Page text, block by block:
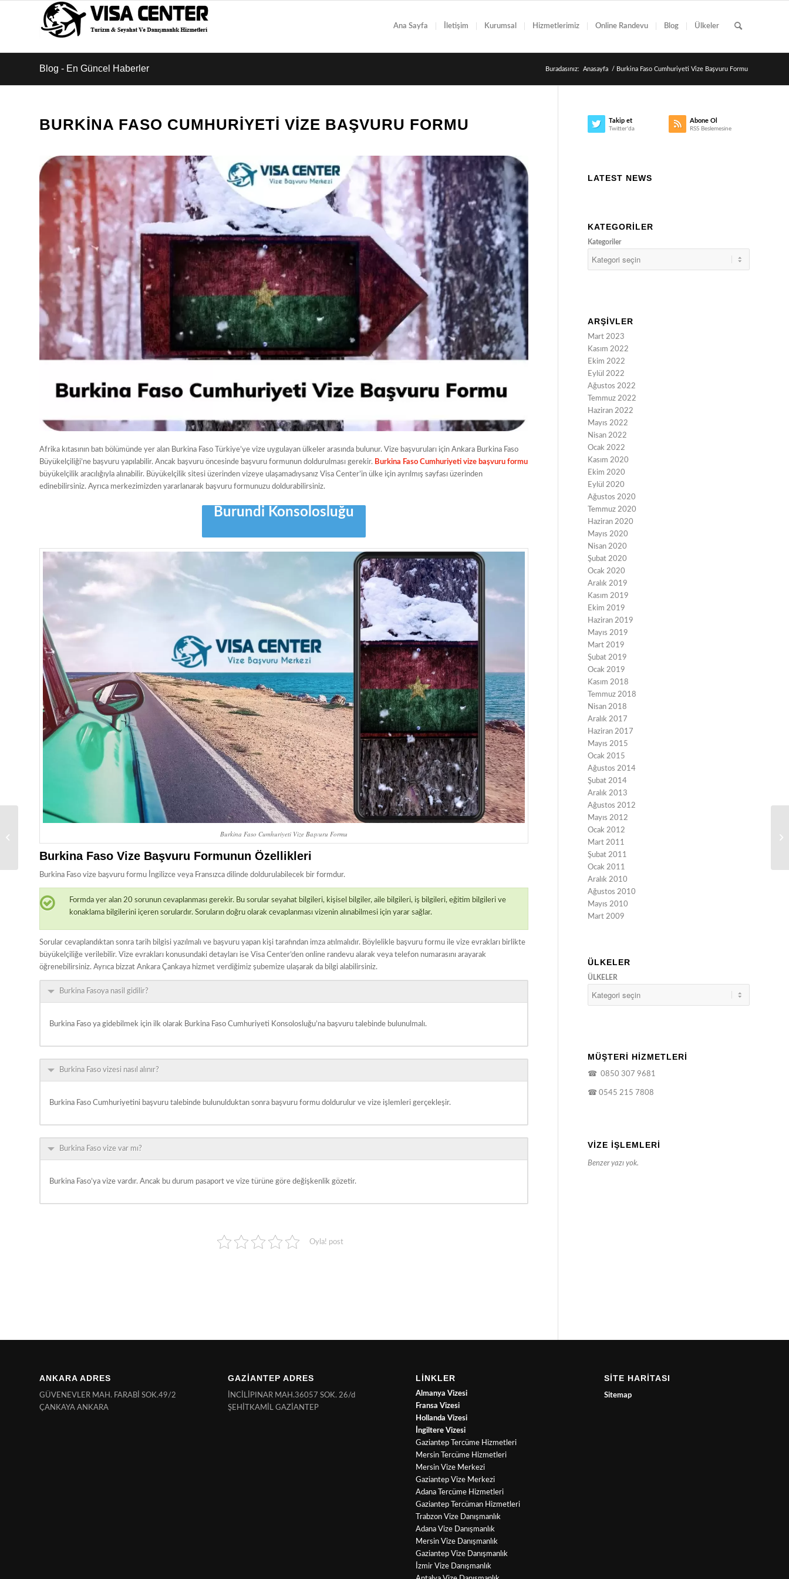
Ana Sayfa İletişim Kurumsal Hizmetlerimiz Online Randevu Blog Ülkeler
Blog - En Güncel Haberler Buradasınız: Anasayfa / Burkina Faso Cumhuriyeti Vize Başvuru Formu
BURKINA FASO CUMHURIYETI VIZE BAŞVURU FORMU
Afrika kıtasının batı bölümünde yer alan Burkina Faso Türkiye’ye vize uygulayan ülkeler arasında bulunur. Vize başvuruları için Ankara Burkina Faso
Büyükelçiliği’ne başvuru yapılabilir. Ancak başvuru öncesinde başvuru formunun doldurulması gerekir. Burkina Faso Cumhuriyeti vize başvuru formu
büyükelçilik aracılığıyla alınabilir. Büyükelçilik sitesi üzerinden vizeye ulaşamadıysanız Visa Center’in ülke için ayrılmış sayfası üzerinden
edinebilirsiniz. Ayrıca merkezimizden yararlanarak başvuru formunuzu doldurabilirsiniz.
Burundi Konsolosluğu
Burkina Faso Cumhuriyeti Vize Başvuru Formu
Burkina Faso Vize Başvuru Formunun Özellikleri
Burkina Faso vize başvuru formu İngilizce veya Fransızca dilinde doldurulabilecek bir formdur.
Formda yer alan 20 sorunun cevaplanması gerekir. Bu sorular seyahat bilgileri, kişisel bilgiler, aile bilgileri, iş bilgileri, eğitim bilgileri ve
konaklama bilgilerini içeren sorulardır. Soruların doğru olarak cevaplanması vizenin alınabilmesi için yarar sağlar.
Sorular cevaplandıktan sonra tarih bilgisi yazılmalı ve başvuru yapan kişi tarafından imza atılmalıdır. Böylelikle başvuru formu ile vize evrakları birlikte
büyükelçiliğe verilebilir. Vize evrakları konusundaki detayları ise Visa Center’den online randevu alarak veya telefon numarasını arayarak
öğrenebilirsiniz. Ayrıca bizzat Ankara Çankaya hizmet verdiğimiz şubemize ulaşarak da bilgi alabilirsiniz.
Burkina Fasoya nasil gidilir?
Burkina Faso ya gidebilmek için ilk olarak Burkina Faso Cumhuriyeti Konsolosluğu’na başvuru talebinde bulunulmalı.
Burkina Faso vizesi nasıl alınır?
Burkina Faso Cumhuriyetini başvuru talebinde bulunulduktan sonra başvuru formu doldurulur ve vize işlemleri gerçekleşir.
Burkina Faso vize var mı?
Burkina Faso’ya vize vardır. Ancak bu durum pasaport ve vize türüne göre değişkenlik gözetir.
Oyla! post
Takip et
Twitter'da
Abone Ol
RSS Beslemesine
LATEST NEWS
KATEGORILER
Kategoriler
ARŞIVLER
Mart 2023
Kasım 2022
Ekim 2022
Eylül 2022
Ağustos 2022
Temmuz 2022
Haziran 2022
Mayıs 2022
Nisan 2022
Ocak 2022
Kasım 2020
Ekim 2020
Eylül 2020
Ağustos 2020
Temmuz 2020
Haziran 2020
Mayıs 2020
Nisan 2020
Şubat 2020
Ocak 2020
Aralık 2019
Kasım 2019
Ekim 2019
Haziran 2019
Mayıs 2019
Mart 2019
Şubat 2019
Ocak 2019
Kasım 2018
Temmuz 2018
Nisan 2018
Aralık 2017
Haziran 2017
Mayıs 2015
Ocak 2015
Ağustos 2014
Şubat 2014
Aralık 2013
Ağustos 2012
Mayıs 2012
Ocak 2012
Mart 2011
Şubat 2011
Ocak 2011
Aralık 2010
Ağustos 2010
Mayıs 2010
Mart 2009
ÜLKELER
ÜLKELER
MÜŞTERİ HİZMETLERİ
☎ 0850 307 9681
☎ 0545 215 7808
VIZE İŞLEMLERI
Benzer yazı yok.
ANKARA ADRES
GÜVENEVLER MAH. FARABİ SOK.49/2
ÇANKAYA ANKARA
GAZİANTEP ADRES
İNCİLİPINAR MAH.36057 SOK. 26/d
ŞEHİTKAMİL GAZİANTEP
LİNKLER
Almanya Vizesi
Fransa Vizesi
Hollanda Vizesi
İngiltere Vizesi
Gaziantep Tercüme Hizmetleri
Mersin Tercüme Hizmetleri
Mersin Vize Merkezi
Gaziantep Vize Merkezi
Adana Tercüme Hizmetleri
Gaziantep Tercüman Hizmetleri
Trabzon Vize Danışmanlık
Adana Vize Danışmanlık
Mersin Vize Danışmanlık
Gaziantep Vize Danışmanlık
İzmir Vize Danışmanlık
SİTE HARİTASI
Sitemap
ONLİNE RANDEVU